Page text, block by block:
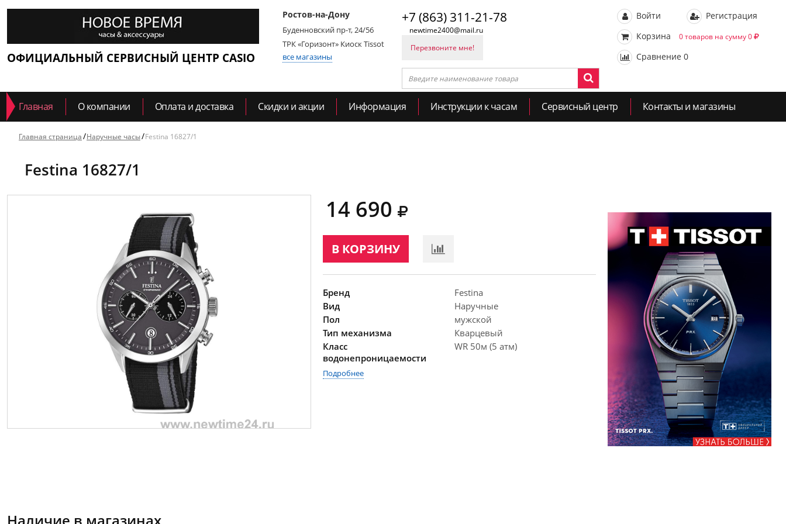
ОФИЦИАЛЬНЫЙ СЕРВИСНЫЙ ЦЕНТР CASIO
Ростов-на-Дону
Буденновский пр-т, 24/56
ТРК «Горизонт» Киоск Tissot
все магазины
+7 (863) 311-21-78
newtime2400@mail.ru
Перезвоните мне!
Войти
Регистрация
Корзина
0 товаров на сумму 0
Сравнение 0
Главная О компании Оплата и доставка Скидки и акции Информация Инструкции к часам Сервисный центр Контакты и магазины
Главная страница Наручные часы Festina 16827/1
Festina 16827/1
14 690
В КОРЗИНУ
Бренд
Festina
Вид
Наручные
Пол
мужской
Тип механизма
Кварцевый
Класс
водонепроницаемости
WR 50м (5 атм)
Подробнее